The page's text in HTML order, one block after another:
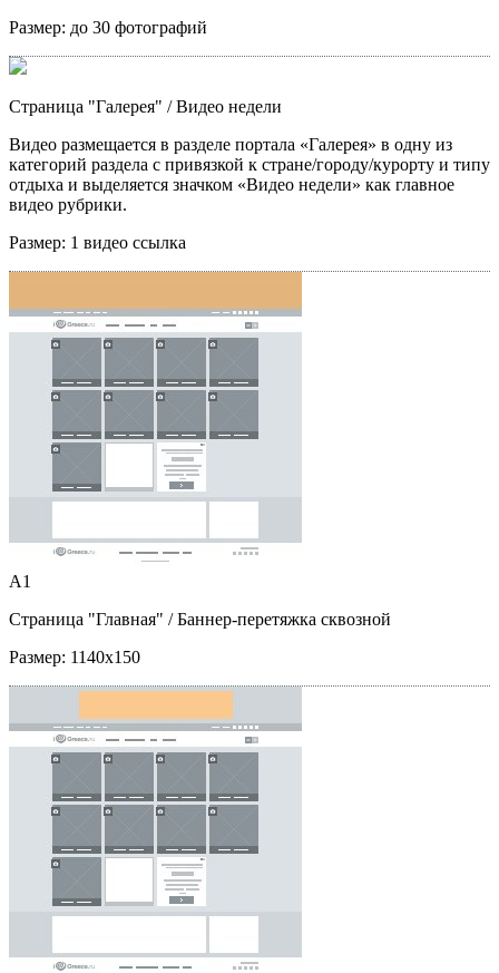
Размер: до 30 фотографий
Страница "Галерея" / Видео недели
Видео размещается в разделе портала «Галерея» в одну из
категорий раздела с привязкой к стране/городу/курорту и типу
отдыха и выделяется значком «Видео недели» как главное
видео рубрики.
Размер: 1 видео ссылка
A1
Страница "Главная" / Баннер-перетяжка сквозной
Размер: 1140x150